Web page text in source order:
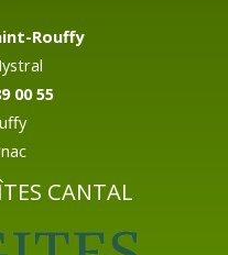
Rouffy
00 55
CANTAL